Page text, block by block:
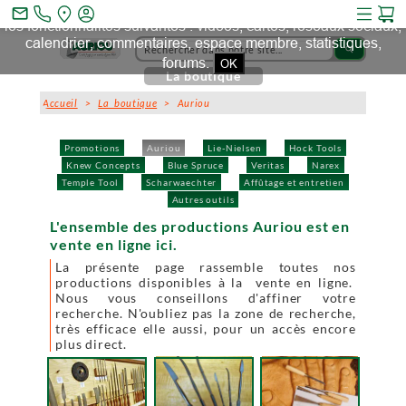
search
Promotions Auriou Lie-Nielsen
Hock Tools
Knew Concepts
Blue Spruce Veritas
Narex
Temple Tool
Scharwaechter
Affûtage et entretien
Autres outils
La boutique
Accueil >La boutique > Auriou
L'ensemble des productions Auriou est en
vente en ligne ici.
La présente page rassemble toutes nos
productions disponibles à la vente en ligne.
Nous vous conseillons d'affiner votre
recherche. N'oubliez pas la zone de recherche,
très efficace elle aussi, pour un accès encore
plus direct.
mail_outline
Ce site et des sites tiers qu'il utilise collectent des cookies pour
les fonctionnalités suivantes : vidéos, cartes, réseaux sociaux,
calendrier, commentaires, espace membre, statistiques,
forums. OK